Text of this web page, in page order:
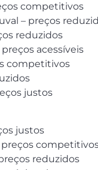
competitivos
– preços
reduzidos
acessíveis
competitivos
justos
justos
preços
reduzidos